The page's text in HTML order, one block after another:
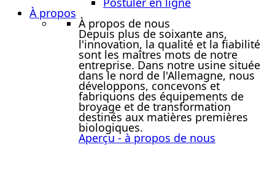
À propos
À propos de nous
Depuis plus de soixante ans,
l'innovation, la qualité et la fiabilité
sont les maîtres mots de notre
entreprise. Dans notre usine située
dans le nord de l'Allemagne, nous
développons, concevons et
fabriquons des équipements de
broyage et de transformation
destinés aux matières premières
biologiques.
Aperçu - à propos de nous